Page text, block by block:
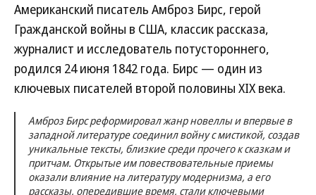
Американский писатель Амброз Бирс, герой
Гражданской войны в США, классик рассказа,
журналист и исследователь потустороннего,
родился 24 июня 1842 года. Бирс — один из
ключевых писателей второй половины XIX века.
Амброз Бирс реформировал жанр новеллы и впервые в
западной литературе соединил войну с мистикой, создав
уникальные тексты, близкие среди прочего к сказкам и
притчам. Открытые им повествовательные приемы
оказали влияние на литературу модернизма, а его
рассказы, опередившие время, стали ключевыми